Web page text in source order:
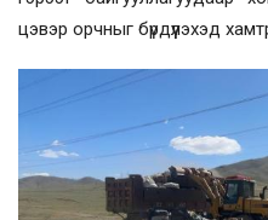
цэвэр орчныг бүрдүүлэхэд